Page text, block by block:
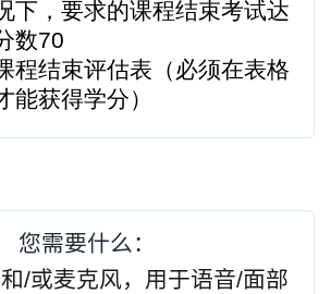
下，要求的课程结束考试达
数70
程结束评估表（必须在表格
能获得学分）
您需要什么：
/或麦克风，用于语音/面部